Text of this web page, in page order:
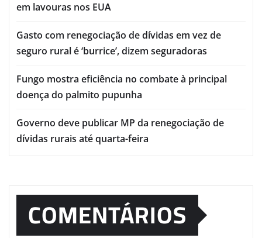
em lavouras nos EUA
Gasto com renegociação de dívidas em vez de
seguro rural é ‘burrice’, dizem seguradoras
Fungo mostra eficiência no combate à principal
doença do palmito pupunha
Governo deve publicar MP da renegociação de
dívidas rurais até quarta-feira
COMENTÁRIOS